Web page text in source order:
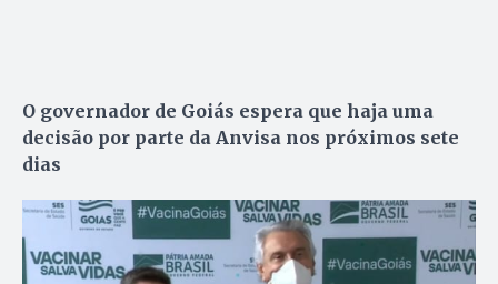
O governador de Goiás espera que haja uma
decisão por parte da Anvisa nos próximos sete
dias